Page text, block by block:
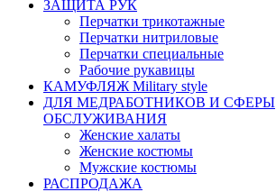
ЗАЩИТА РУК
Перчатки трикотажные
Перчатки нитриловые
Перчатки специальные
Рабочие рукавицы
КАМУФЛЯЖ Military style
ДЛЯ МЕДРАБОТНИКОВ И СФЕРЫ
ОБСЛУЖИВАНИЯ
Женские халаты
Женские костюмы
Мужские костюмы
РАСПРОДАЖА